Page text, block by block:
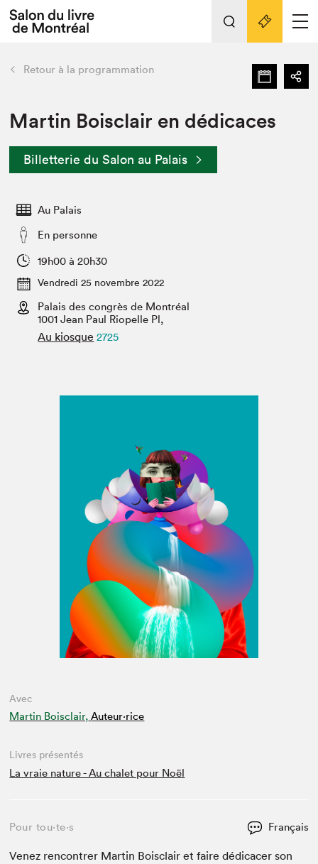
Espace exposant⋅e⋅s
Espace enseignant·e·s
Espace médias
L'événement
Préparer sa visite au Salon
Actualités
SLM PRO
retour Nos activités
Préparer sa visite
Salon dans la ville et en ligne
Projets partenaires
Liens pratiques
Retour à la programmation
Martin Boisclair en dédicaces
Billetterie du Salon au Palais
Au Palais
En personne
19h00 à 20h30
Vendredi 25 novembre 2022
Palais des congrès de Montréal
1001 Jean Paul Riopelle Pl,
Au kiosque 2725
Avec
Martin Boisclair, Auteur·rice
Livres présentés
La vraie nature - Au chalet pour Noël
Pour tou⋅te⋅s Français
Venez ren­con­tr­er Mar­tin Bois­clair et faire dédi­cac­er son